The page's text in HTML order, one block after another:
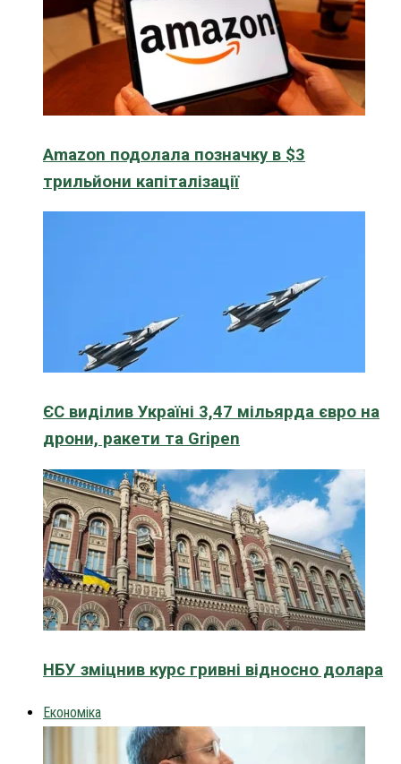
Amazon подолала позначку в $3
трильйони капіталізації
ЄС виділив Україні 3,47 мільярда євро на
дрони, ракети та Gripen
НБУ зміцнив курс гривні відносно долара
Економіка